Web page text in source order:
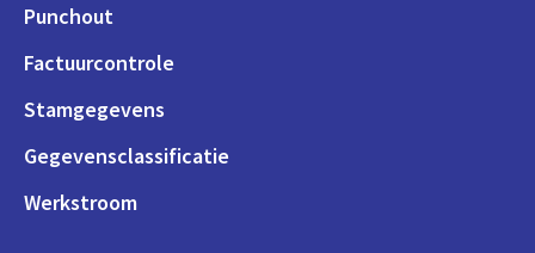
Punchout
Factuurcontrole
Stamgegevens
Gegevensclassificatie
Werkstroom